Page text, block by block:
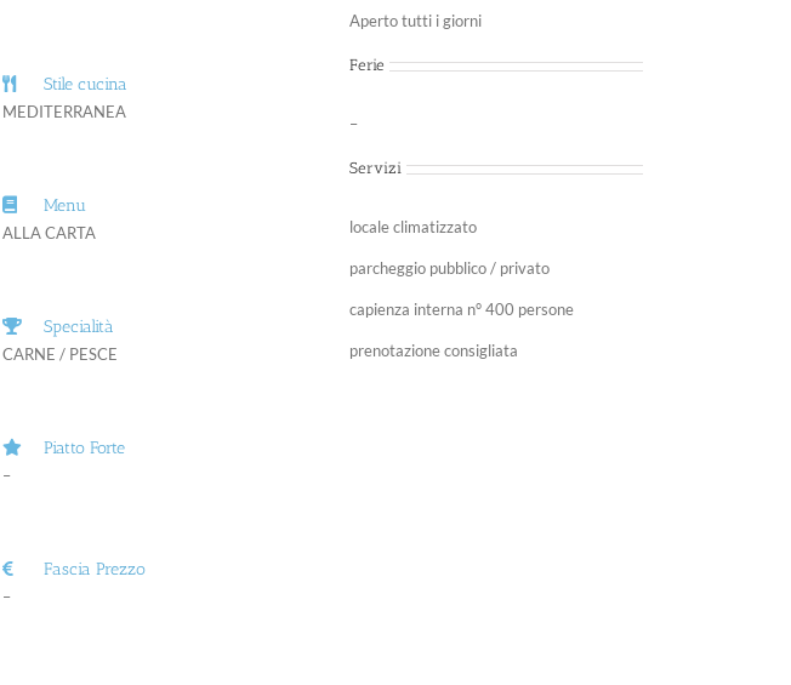
Stile cucina
MEDITERRANEA
Menu
ALLA CARTA
Specialità
CARNE / PESCE
Piatto Forte
–
Fascia Prezzo
–
Aperto tutti i giorni
Ferie
–
Servizi
locale climatizzato
parcheggio pubblico / privato
capienza interna n° 400 persone
prenotazione consigliata